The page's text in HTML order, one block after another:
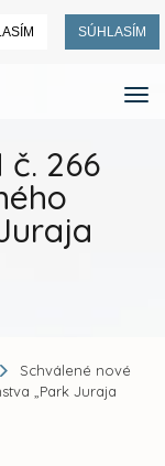
SÚHLASÍM
č. 266
Schválené nové
„Park Juraja